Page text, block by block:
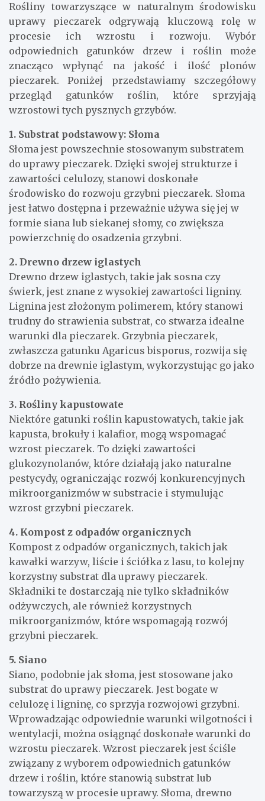
Rośliny towarzyszące w naturalnym środowisku
uprawy pieczarek odgrywają kluczową rolę w
procesie ich wzrostu i rozwoju. Wybór
odpowiednich gatunków drzew i roślin może
znacząco wpłynąć na jakość i ilość plonów
pieczarek. Poniżej przedstawiamy szczegółowy
przegląd gatunków roślin, które sprzyjają
wzrostowi tych pysznych grzybów.
1. Substrat podstawowy: Słoma
Słoma jest powszechnie stosowanym substratem
do uprawy pieczarek. Dzięki swojej strukturze i
zawartości celulozy, stanowi doskonałe
środowisko do rozwoju grzybni pieczarek. Słoma
jest łatwo dostępna i przeważnie używa się jej w
formie siana lub siekanej słomy, co zwiększa
powierzchnię do osadzenia grzybni.
2. Drewno drzew iglastych
Drewno drzew iglastych, takie jak sosna czy
świerk, jest znane z wysokiej zawartości ligniny.
Lignina jest złożonym polimerem, który stanowi
trudny do strawienia substrat, co stwarza idealne
warunki dla pieczarek. Grzybnia pieczarek,
zwłaszcza gatunku Agaricus bisporus, rozwija się
dobrze na drewnie iglastym, wykorzystując go jako
źródło pożywienia.
3. Rośliny kapustowate
Niektóre gatunki roślin kapustowatych, takie jak
kapusta, brokuły i kalafior, mogą wspomagać
wzrost pieczarek. To dzięki zawartości
glukozynolanów, które działają jako naturalne
pestycydy, ograniczając rozwój konkurencyjnych
mikroorganizmów w substracie i stymulując
wzrost grzybni pieczarek.
4. Kompost z odpadów organicznych
Kompost z odpadów organicznych, takich jak
kawałki warzyw, liście i ściółka z lasu, to kolejny
korzystny substrat dla uprawy pieczarek.
Składniki te dostarczają nie tylko składników
odżywczych, ale również korzystnych
mikroorganizmów, które wspomagają rozwój
grzybni pieczarek.
5. Siano
Siano, podobnie jak słoma, jest stosowane jako
substrat do uprawy pieczarek. Jest bogate w
celulozę i ligninę, co sprzyja rozwojowi grzybni.
Wprowadzając odpowiednie warunki wilgotności i
wentylacji, można osiągnąć doskonałe warunki do
wzrostu pieczarek. Wzrost pieczarek jest ściśle
związany z wyborem odpowiednich gatunków
drzew i roślin, które stanowią substrat lub
towarzyszą w procesie uprawy. Słoma, drewno